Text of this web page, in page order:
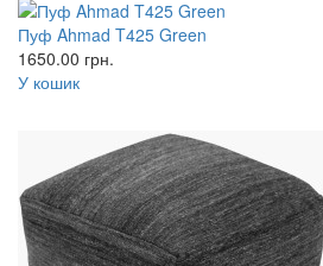
Пуф Ahmad T425 Green
1650.00 грн.
У кошик